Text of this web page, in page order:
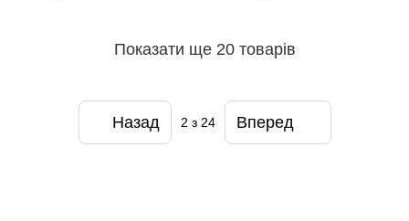
Показати ще 20 товарів
Назад 2 з 24 Вперед